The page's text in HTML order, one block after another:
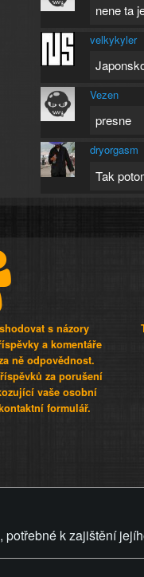
nene ta
velkykyler
Vezen
presne
dryorgasm
Tak
s názory
a komentáře
ně odpovědnost.
za porušení
vaše osobní
formulář.
k zajištění